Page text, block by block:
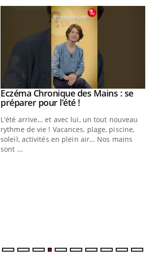
Youtube
Eczéma Chronique des Mains : se
préparer pour l’été !Youtube
L'été arrive… et avec lui, un tout nouveau
rythme de vie ! Vacances, plage, piscine,
soleil, activités en plein air… Nos mains
sont ...